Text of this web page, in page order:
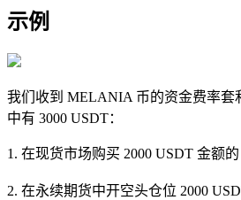
示例
我们收到 MELANIA 币的资金费率套
中有 3000 USDT：
1. 在现货市场购买 2000 USDT 金额
2. 在永续期货中开空头仓位 2000